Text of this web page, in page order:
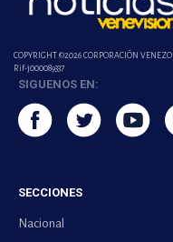
COPYRIGHT ©2026 CORPORACIÓN
Rif-j000089337
SIGUENOS EN:
SECCIONES
Nacional